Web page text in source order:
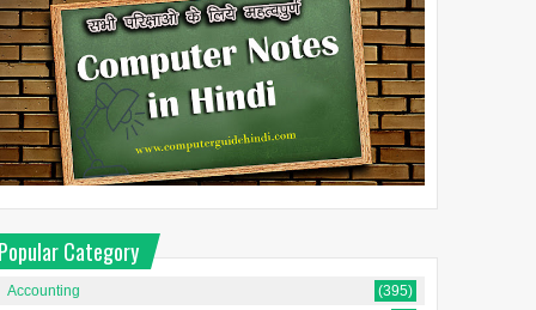
Popular Category
Accounting
(395)